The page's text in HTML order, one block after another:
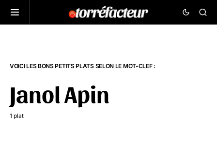
VOICI LES BONS PETITS PLATS SELON LE MOT-CLEF :
Janol Apin
1 plat